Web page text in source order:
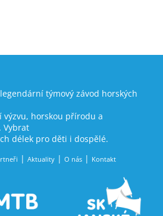
týmový závod horských
horskou přírodu a
Vybrat
délek pro děti i dospělé.
Aktuality O nás Kontakt